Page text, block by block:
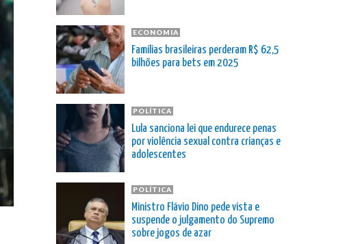
ECONOMIA
Famílias brasileiras perderam R$ 62,5
bilhões para bets em 2025
POLÍTICA
Lula sanciona lei que endurece penas
por violência sexual contra crianças e
adolescentes
POLÍTICA
Ministro Flávio Dino pede vista e
suspende o julgamento do Supremo
sobre jogos de azar